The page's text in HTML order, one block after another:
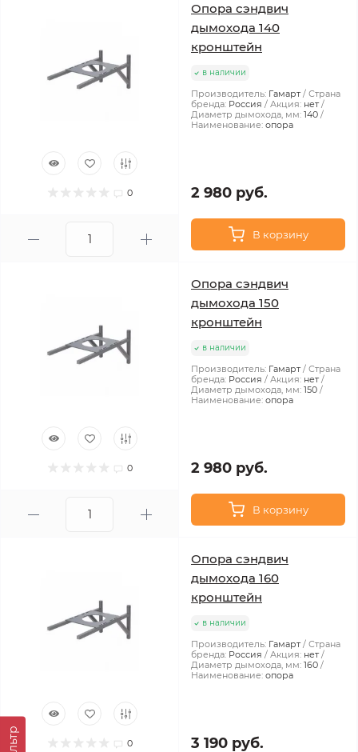
0
Опора сэндвич
дымохода 140
кронштейн
в наличии
Производитель: Гамарт
Страна
бренда: Россия Акция: нет
Диаметр дымохода, мм: 140
Наименование: опора
2 980 руб.
В корзину
0
Опора сэндвич
дымохода 150
кронштейн
в наличии
Производитель: Гамарт
Страна
бренда: Россия Акция: нет
Диаметр дымохода, мм: 150
Наименование: опора
2 980 руб.
В корзину
0
Опора сэндвич
дымохода 160
кронштейн
в наличии
Производитель: Гамарт
Страна
бренда: Россия Акция: нет
Диаметр дымохода, мм: 160
Наименование: опора
3 190 руб.